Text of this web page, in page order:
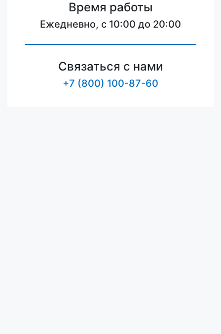
Время работы
Ежедневно, с 10:00 до 20:00
Связаться с нами
+7 (800) 100-87-60